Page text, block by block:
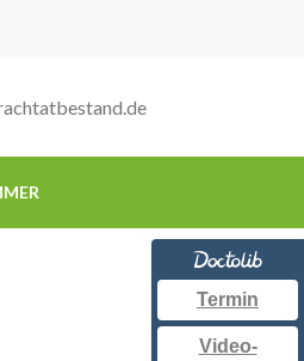
Termin
Video-